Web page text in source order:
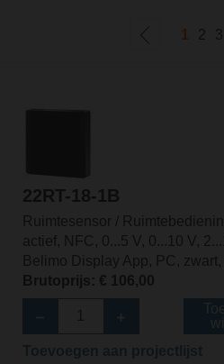
1 2 3
22RT-18-1B
Ruimtesensor /
actief, NFC, 0...5 V, 0...10 V,
Belimo Display App, PC,
Brutoprijs: € 106,00